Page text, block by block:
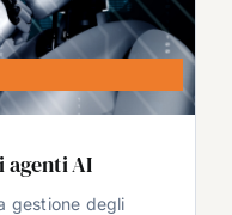
agenti AI
gestione degli